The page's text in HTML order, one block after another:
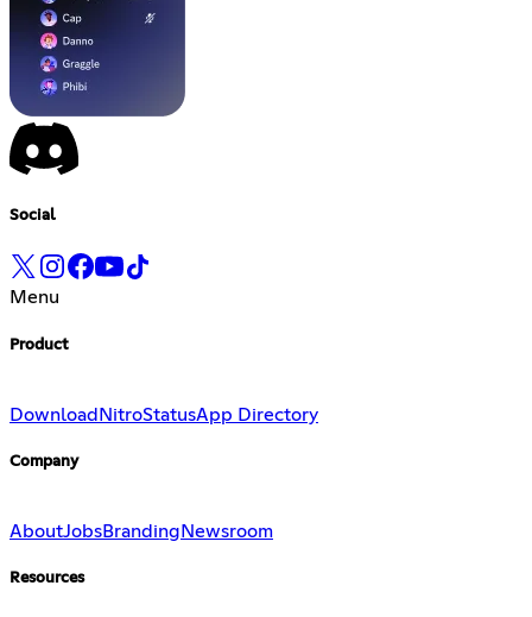
Social
Menu
Product
Download NitroStatusApp Directory
Company
AboutJobsBranding Newsroom
Resources